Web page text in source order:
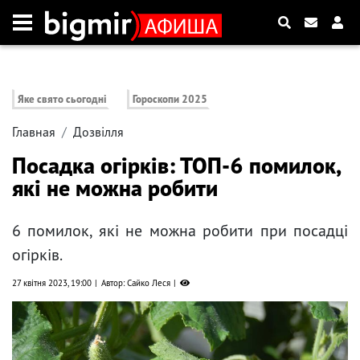
Яке свято сьогодні Гороскопи 2025
Главная Дозвілля
Посадка огірків: ТОП-6 помилок,
які не можна робити
6 помилок, які не можна робити при посадці
огірків.
27 квітня 2023, 19:00 Автор: Сайко Леся